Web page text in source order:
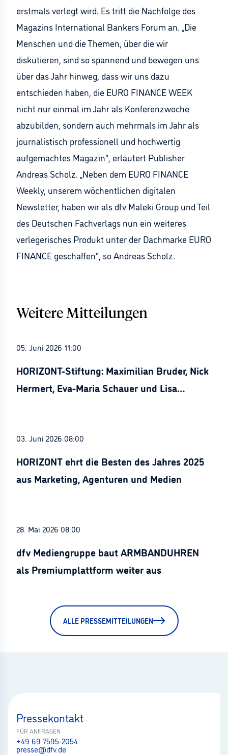
erstmals verlegt wird. Es tritt die Nachfolge des
Magazins International Bankers Forum an. „Die
Menschen und die Themen, über die wir
diskutieren, sind so spannend und bewegen uns
über das Jahr hinweg, dass wir uns dazu
entschieden haben, die EURO FINANCE WEEK
nicht nur einmal im Jahr als Konferenzwoche
abzubilden, sondern auch mehrmals im Jahr als
journalistisch professionell und hochwertig
aufgemachtes Magazin“, erläutert Publisher
Andreas Scholz. „Neben dem EURO FINANCE
Weekly, unserem wöchentlichen digitalen
Newsletter, haben wir als dfv Maleki Group und Teil
des Deutschen Fachverlags nun ein weiteres
verlegerisches Produkt unter der Dachmarke EURO
FINANCE geschaffen“, so Andreas Scholz.
Weitere Mitteilungen
05. Juni 2026 11:00
HORIZONT-Stiftung: Maximilian Bruder, Nick
Hermert, Eva-Maria Schauer und Lisa
03. Juni 2026 08:00
HORIZONT ehrt die Besten des Jahres 2025
aus Marketing, Agenturen und Medien
28. Mai 2026 08:00
dfv Mediengruppe baut ARMBANDUHREN
als Premiumplattform weiter aus
ALLE PRESSEMITTEILUNGEN
Pressekontakt
FÜR ANFRAGEN
+49 69 7595-2054
presse@dfv.de